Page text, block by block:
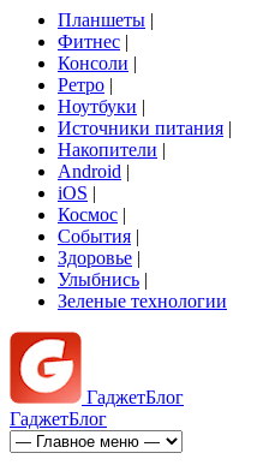
Планшеты |
Фитнес |
Консоли |
Ретро |
Ноутбуки |
Источники питания |
Накопители |
Android |
iOS |
Космос |
События |
Здоровье |
Улыбнись |
Зеленые технологии
ГаджетБлог
ГаджетБлог